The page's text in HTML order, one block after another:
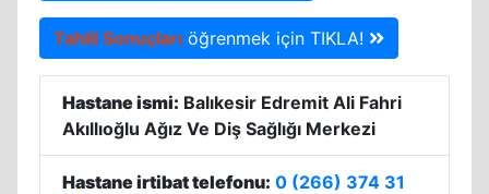
Tahlil Sonuçları öğrenmek için TIKLA!
Hastane ismi: Balıkesir Edremit Ali Fahri
Akıllıoğlu Ağız Ve Diş Sağlığı Merkezi
Hastane irtibat telefonu: 0 (266) 374 31